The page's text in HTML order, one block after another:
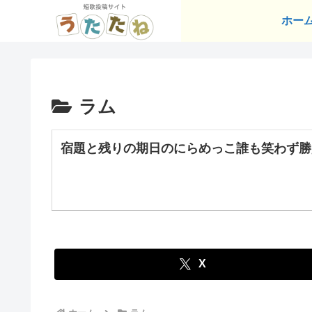
ホー
ラム
宿題と残りの期日のにらめっこ誰も笑わず
X